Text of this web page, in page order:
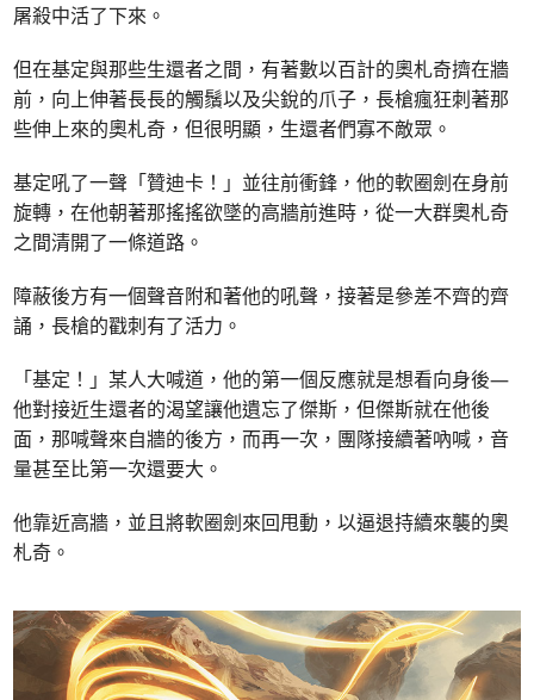
屠殺中活了下來。
但在基定與那些生還者之間，有著數以百計的奧札奇擠在牆
前，向上伸著長長的觸鬚以及尖銳的爪子，長槍瘋狂刺著那
些伸上來的奧札奇，但很明顯，生還者們寡不敵眾。
基定吼了一聲「贊迪卡！」並往前衝鋒，他的軟圈劍在身前
旋轉，在他朝著那搖搖欲墜的高牆前進時，從一大群奧札奇
之間清開了一條道路。
障蔽後方有一個聲音附和著他的吼聲，接著是參差不齊的齊
誦，長槍的戳刺有了活力。
「基定！」某人大喊道，他的第一個反應就是想看向身後—
他對接近生還者的渴望讓他遺忘了傑斯，但傑斯就在他後
面，那喊聲來自牆的後方，而再一次，團隊接續著吶喊，音
量甚至比第一次還要大。
他靠近高牆，並且將軟圈劍來回甩動，以逼退持續來襲的奧
札奇。